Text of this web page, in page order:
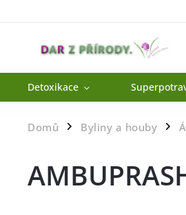
Detoxikace
Domů / Byliny a houby /